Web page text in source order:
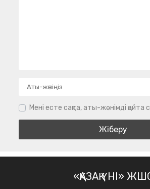
Мені есте сақта, аты-жөнімді қайта
«ҚАЗАҚ ҮНІ»